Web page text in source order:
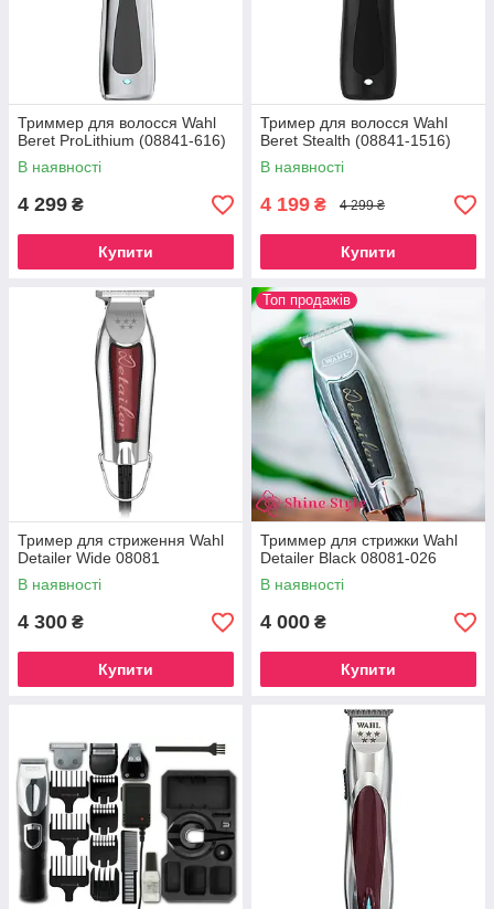
Триммер для волосся Wahl
Beret ProLithium (08841-616)
В наявності
4 299 ₴
Купити
Тример для волосся Wahl
Beret Stealth (08841-1516)
В наявності
4 199 ₴ 4 299 ₴
Купити
Тример для стриження Wahl
Detailer Wide 08081
В наявності
4 300 ₴
Купити
Топ продажів
Триммер для стрижки Wahl
Detailer Black 08081-026
В наявності
4 000 ₴
Купити